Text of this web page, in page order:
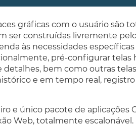
gráficas com o usuário são
ser construídas livremente
às necessidades específicas
pré-configurar telas
detalhes, bem como outras
e em tempo real, registro
e único pacote de aplicações
Web, totalmente